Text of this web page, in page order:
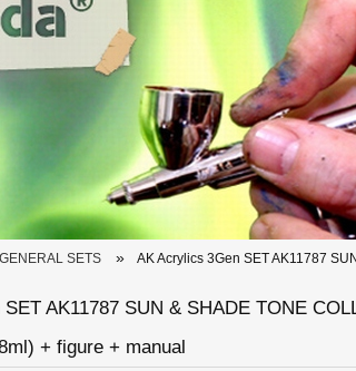
SETS » AK Acrylics 3Gen SET AK11787
AK11787 SUN & SHADE TONE
+ figure + manual